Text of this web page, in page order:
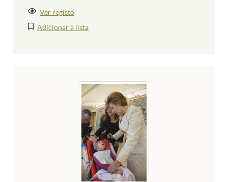
Ver registo
Adicionar à lista